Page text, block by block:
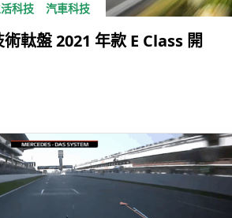
科技 汽車科技
軚盤 2021 年款 E Class 開